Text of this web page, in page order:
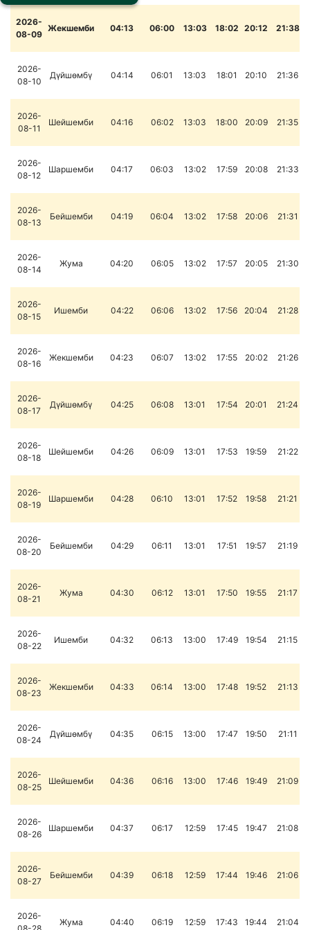
2026-
08-09
Жекшемби 04:13 06:00 13:03 18:02 20:12 21:38
2026-
08-10
Дүйшөмбү 04:14 06:01 13:03 18:01 20:10 21:36
2026-
08-11
Шейшемби 04:16 06:02 13:03 18:00 20:09 21:35
2026-
08-12
Шаршемби 04:17 06:03 13:02 17:59 20:08 21:33
2026-
08-13
Бейшемби 04:19 06:04 13:02 17:58 20:06 21:31
2026-
08-14
Жума 04:20 06:05 13:02 17:57 20:05 21:30
2026-
08-15
Ишемби 04:22 06:06 13:02 17:56 20:04 21:28
2026-
08-16
Жекшемби 04:23 06:07 13:02 17:55 20:02 21:26
2026-
08-17
Дүйшөмбү 04:25 06:08 13:01 17:54 20:01 21:24
2026-
08-18
Шейшемби 04:26 06:09 13:01 17:53 19:59 21:22
2026-
08-19
Шаршемби 04:28 06:10 13:01 17:52 19:58 21:21
2026-
08-20
Бейшемби 04:29 06:11 13:01 17:51 19:57 21:19
2026-
08-21
Жума 04:30 06:12 13:01 17:50 19:55 21:17
2026-
08-22
Ишемби 04:32 06:13 13:00 17:49 19:54 21:15
2026-
08-23
Жекшемби 04:33 06:14 13:00 17:48 19:52 21:13
2026-
08-24
Дүйшөмбү 04:35 06:15 13:00 17:47 19:50 21:11
2026-
08-25
Шейшемби 04:36 06:16 13:00 17:46 19:49 21:09
2026-
08-26
Шаршемби 04:37 06:17 12:59 17:45 19:47 21:08
2026-
08-27
Бейшемби 04:39 06:18 12:59 17:44 19:46 21:06
2026-
Жума 04:40 06:19 12:59 17:43 19:44 21:04